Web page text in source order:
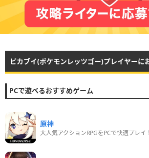
ピカブイ(ポケモンレッツゴー)プレイヤーに
PCで遊べるおすすめゲーム
原神
大人気アクションRPGをPCで快適プレイ！